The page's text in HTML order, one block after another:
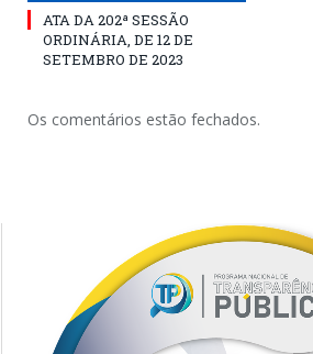
ATA DA 202ª SESSÃO
ORDINÁRIA, DE 12 DE
SETEMBRO DE 2023
Os comentários estão fechados.